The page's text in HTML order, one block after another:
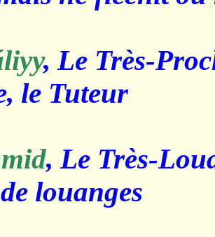
, Le Très-
le Tuteur
, Le Très-
louanges